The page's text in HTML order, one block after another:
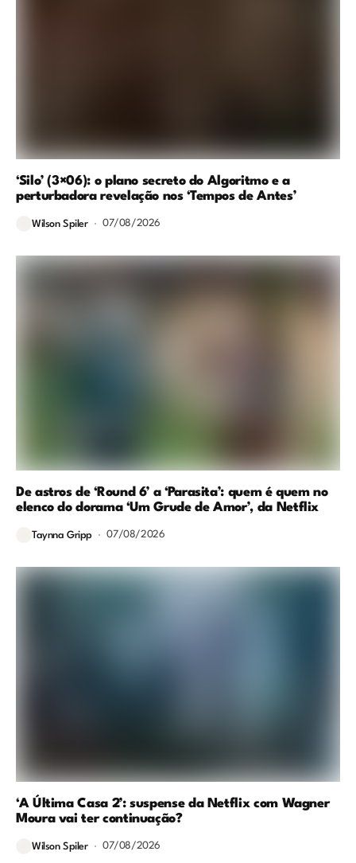
‘Silo’ (3×06): o plano secreto do Algoritmo e a
perturbadora revelação nos ‘Tempos de Antes’
Wilson Spiler 07/08/2026
De astros de ‘Round 6’ a ‘Parasita’: quem é quem no
elenco do dorama ‘Um Grude de Amor’, da Netflix
Taynna Gripp 07/08/2026
‘A Última Casa 2’: suspense da Netflix com Wagner
Moura vai ter continuação?
Wilson Spiler 07/08/2026